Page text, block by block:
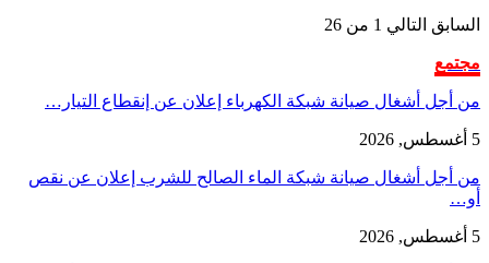
السابق التالي 1 من 26
مجتمع
من أجل أشغال صيانة شبكة الكهرباء إعلان عن إنقطاع التيار…
5 أغسطس, 2026
من أجل أشغال صيانة شبكة الماء الصالح للشرب إعلان عن نقص
أو…
5 أغسطس, 2026